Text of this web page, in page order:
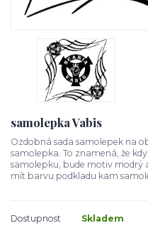
samolepka Vabis
Ozdobná sada samolepek na
samolepka. To znamená, že
samolepku, bude motiv modrý
mít barvu podkladu kam
Dostupnost
Skladem